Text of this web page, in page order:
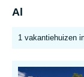
Al
1 vakantiehuizen